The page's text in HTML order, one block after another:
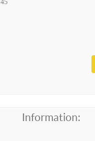
Information: